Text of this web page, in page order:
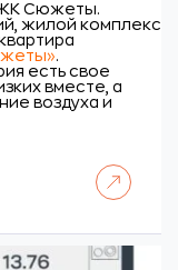
ЖК Сюжеты.
жилой комплекс
.
есть свое
вместе, а
воздуха и